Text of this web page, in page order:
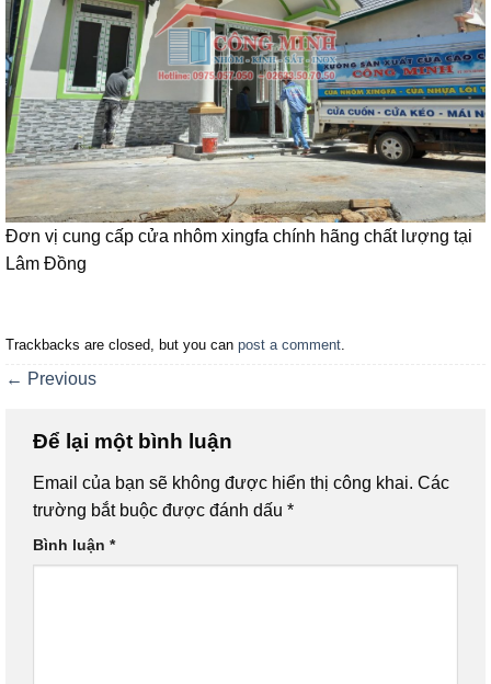
Đơn vị cung cấp cửa nhôm xingfa chính hãng chất lượng tại
Lâm Đồng
Trackbacks are closed, but you can post a comment
← Previous
Để lại một bình luận
Email của bạn sẽ không được hiển thị công khai. Các
trường bắt buộc được đánh dấu *
Bình luận *